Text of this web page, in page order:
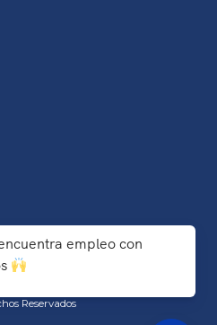
empleo con
Tecnológico de Agua Prieta - Todos
Reservados